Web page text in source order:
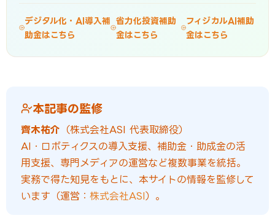
デジタル化・AI導入補
助金はこちら
省力化投資補助
金はこちら
フィジカルAI補助
金はこちら
本記事の監修
齊木祐介 （株式会社ASI 代表取締役）
AI・ロボティクスの導入支援、補助金・助成金の活
用支援、専門メディアの運営など複数事業を統括。
実務で得た知見をもとに、本サイトの情報を監修して
います（運営： 株式会社ASI）。